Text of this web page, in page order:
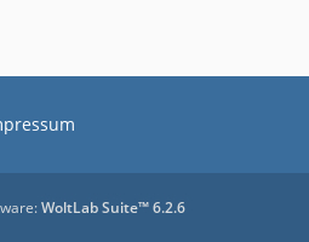
WoltLab Suite™ 6.2.6